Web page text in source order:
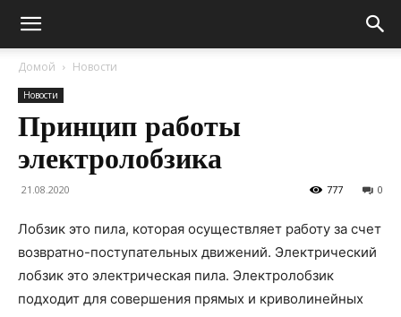
Домой Новости
Новости
Принцип работы
электролобзика
21.08.2020 0
777
Лобзик это пила, которая осуществляет работу за счет
возвратно-поступательных движений. Электрический
лобзик это электрическая пила. Электролобзик
подходит для совершения прямых и криволинейных